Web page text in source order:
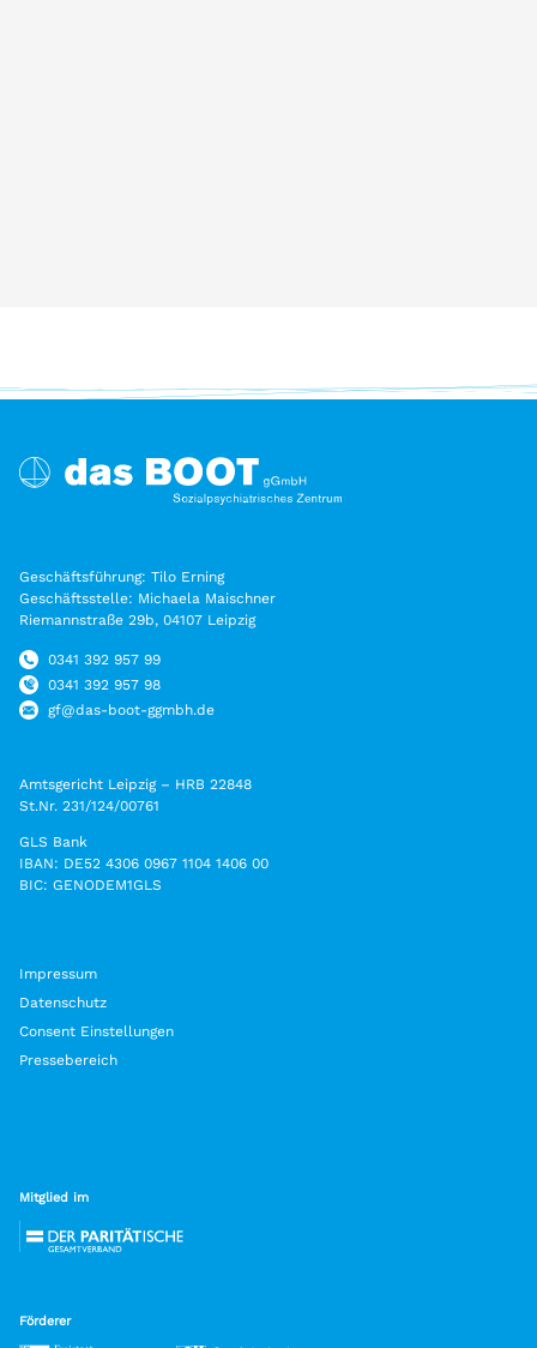
Geschäftsführung: Tilo Erning
Geschäftsstelle: Michaela Maischner
Riemannstraße 29b, 04107 Leipzig
0341 392 957 99
0341 392 957 98
gf@das-boot-ggmbh.de
Amtsgericht Leipzig – HRB 22848
St.Nr. 231/124/00761
GLS Bank
IBAN: DE52 4306 0967 1104 1406 00
BIC: GENODEM1GLS
Impressum
Datenschutz
Consent Einstellungen
Pressebereich
Mitglied im
Förderer